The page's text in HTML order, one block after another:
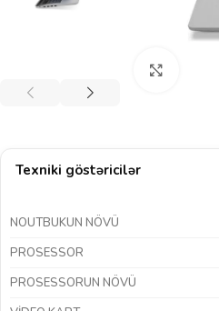
Texniki göstəricilər
NOUTBUKUN NÖVÜ
PROSESSOR
PROSESSORUN NÖVÜ